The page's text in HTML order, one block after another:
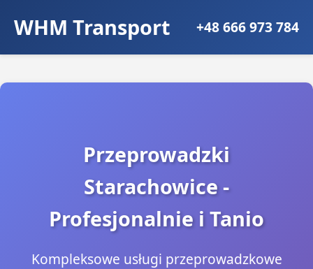
WHM Transport +48 666 973 784
Przeprowadzki
Starachowice -
Profesjonalnie i Tanio
Kompleksowe usługi przeprowadzkowe